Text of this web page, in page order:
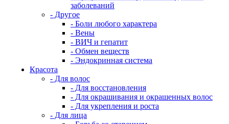
заболеваний
- Другое
- Боли любого характера
- Вены
- ВИЧ и гепатит
- Обмен веществ
- Эндокринная система
Красота
- Для волос
- Для восстановления
- Для окрашивания и окрашенных волос
- Для укрепления и роста
- Для лица